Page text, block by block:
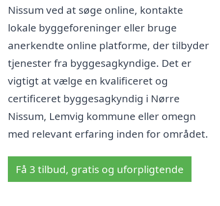
Nissum ved at søge online, kontakte
lokale byggeforeninger eller bruge
anerkendte online platforme, der tilbyder
tjenester fra byggesagkyndige. Det er
vigtigt at vælge en kvalificeret og
certificeret byggesagkyndig i Nørre
Nissum, Lemvig kommune eller omegn
med relevant erfaring inden for området.
Få 3 tilbud, gratis og uforpligtende